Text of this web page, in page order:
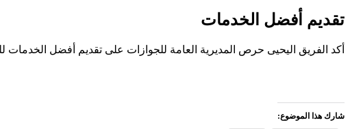
تقديم أفضل الخدمات
أكد الفريق اليحيى حرص المديرية العامة للجوازات على تقديم أفضل
شارك هذا الموضوع: